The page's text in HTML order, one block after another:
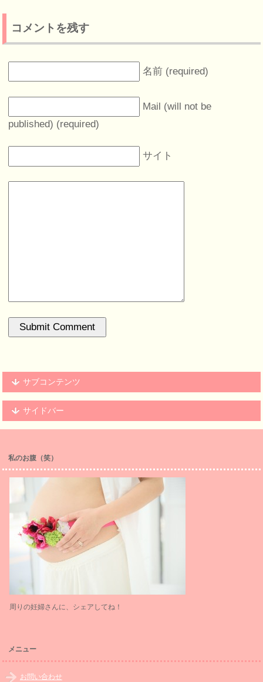
コメントを残す
名前 (required)
Mail (will not be
published) (required)
サイト
サブコンテンツ
サイドバー
私のお腹（笑）
周りの妊婦さんに、シェアしてね！
メニュー
お問い合わせ